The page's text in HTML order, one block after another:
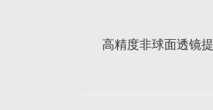
高精度非球面透镜